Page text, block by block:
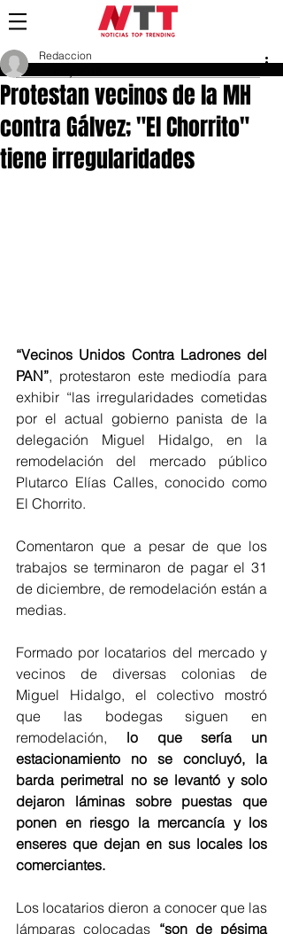
Protestan vecinos de la MH
contra Gálvez; "El Chorrito"
tiene irregularidades
Redaccion
“Vecinos Unidos Contra Ladrones del
PAN”, protestaron este mediodía para
exhibir “las irregularidades cometidas
por el actual gobierno panista de la
delegación Miguel Hidalgo, en la
remodelación del mercado público
Plutarco Elías Calles, conocido como
El Chorrito.
Comentaron que a pesar de que los
trabajos se terminaron de pagar el 31
de diciembre, de remodelación están a
medias.
Formado por locatarios del mercado y
vecinos de diversas colonias de
Miguel Hidalgo, el colectivo mostró
que las bodegas siguen en
remodelación, lo que sería un
estacionamiento no se concluyó, la
barda perimetral no se levantó y solo
dejaron láminas sobre puestas que
ponen en riesgo la mercancía y los
enseres que dejan en sus locales los
comerciantes.
Los locatarios dieron a conocer que las
lámparas colocadas “son de pésima